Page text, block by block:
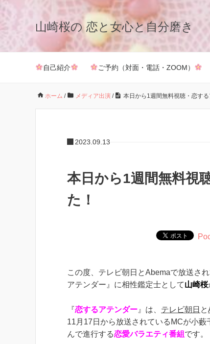
山崎桜の 恋と女心と自分磨き
自己紹介 ご予約（対面・電話・ZOOM）
ホーム / メディア出演 / 本日から1週間無料視聴・恋す
2023.09.13
本日から1週間無料視
た！
この度、テレビ朝日とAbemaで放送さ
アテンダー』に相性鑑定士として山崎桜
『恋するアテンダー 』は、 テレビ朝日 と
11月17日から放送されているMCが小藪
んで進行する恋愛バラエティ番組 です。